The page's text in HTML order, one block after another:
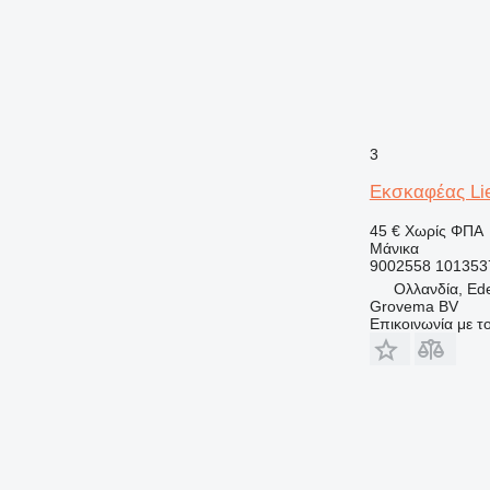
3
Εκσκαφέας
45 € Χωρίς ΦΠΑ
Μάνικα
9002558
Ολλανδία,
Grovema BV
Επικοινωνία με